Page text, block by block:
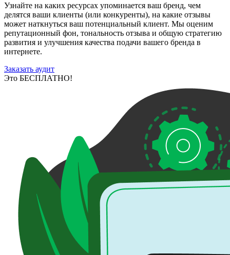
Узнайте на каких ресурсах упоминается ваш бренд, чем
делятся ваши клиенты (или конкуренты), на какие отзывы
может наткнуться ваш потенциальный клиент. Мы оценим
репутационный фон, тональность отзыва и общую стратегию
развития и улучшения качества подачи вашего бренда в
интернете.
Заказать аудит
Это БЕСПЛАТНО!